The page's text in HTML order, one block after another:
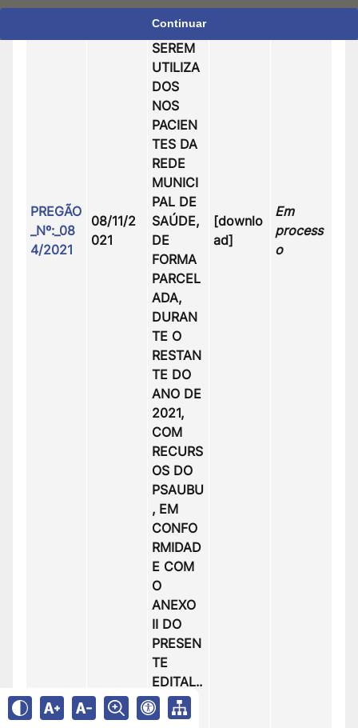
PREGÃO
_Nº:_08
4/2021
08/11/2
021
OLOGIA,
PARA
SEREM
UTILIZA
DOS
NOS
PACIEN
TES DA
REDE
MUNICI
PAL DE
SAÚDE,
DE
FORMA
PARCEL
ADA,
DURAN
TE O
RESTAN
TE DO
ANO DE
2021,
COM
RECURS
OS DO
PSAUBU
, EM
CONFO
RMIDAD
E COM
O
ANEXO
II DO
PRESEN
TE
EDITAL..
.( Leia
mais)
[downlo
ad]
Em
process
o
Continuar